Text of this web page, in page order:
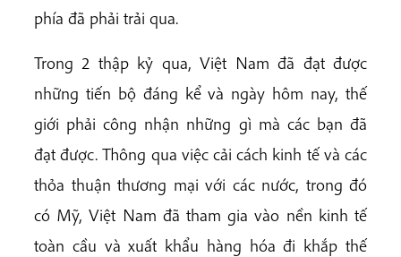
phía đã phải trải qua.
Trong 2 thập kỷ qua, Việt Nam đã đạt được
những tiến bộ đáng kể và ngày hôm nay, thế
giới phải công nhận những gì mà các bạn đã
đạt được. Thông qua việc cải cách kinh tế và các
thỏa thuận thương mại với các nước, trong đó
có Mỹ, Việt Nam đã tham gia vào nền kinh tế
toàn cầu và xuất khẩu hàng hóa đi khắp thế